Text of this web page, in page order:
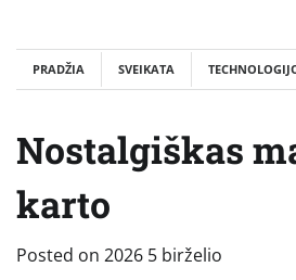
PRADŽIA SVEIKATA
Nostalgiškas
karto
Posted on 2026 5 birželio